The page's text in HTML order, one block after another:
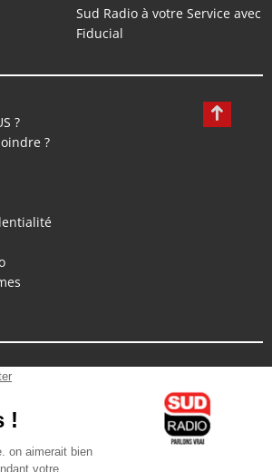
Sud Radio à votre Service avec
Fiducial
?
?
/ Android